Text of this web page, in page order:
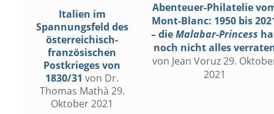
Italien im
Spannungsfeld des
österreichisch-
französischen
Postkrieges von
1830/31 von Dr.
Thomas Mathà 29.
Oktober 2021
Abenteuer-Philatelie
Mont-Blanc: 1950 bis
– dieMalabar-Princess
noch nicht alles
von Jean Voruz 29.
2021